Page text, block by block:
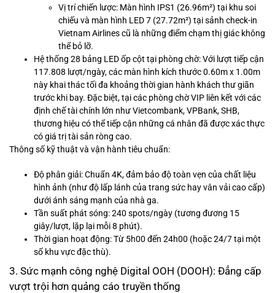
Vị trí chiến lược: Màn hình IPS1 (26.96m²) tại khu soi
chiếu và màn hình LED 7 (27.72m²) tại sảnh check-in
Vietnam Airlines cũ là những điểm chạm thị giác không
thể bỏ lỡ.
Hệ thống 28 bảng LED ốp cột tại phòng chờ: Với lượt tiếp cận
117.808 lượt/ngày, các màn hình kích thước 0.60m x 1.00m
này khai thác tối đa khoảng thời gian hành khách thư giãn
trước khi bay. Đặc biệt, tại các phòng chờ VIP liên kết với các
định chế tài chính lớn như Vietcombank, VPBank, SHB,
thương hiệu có thể tiếp cận những cá nhân đã được xác thực
có giá trị tài sản ròng cao.
Thông số kỹ thuật và vận hành tiêu chuẩn:
Độ phân giải: Chuẩn 4K, đảm bảo độ toàn vẹn của chất liệu
hình ảnh (như độ lấp lánh của trang sức hay vân vải cao cấp)
dưới ánh sáng mạnh của nhà ga.
Tần suất phát sóng: 240 spots/ngày (tương đương 15
giây/lượt, lặp lại mỗi 8 phút).
Thời gian hoạt động: Từ 5h00 đến 24h00 (hoặc 24/7 tại một
số khu vực đặc thù).
3. Sức mạnh công nghệ Digital OOH (DOOH): Đẳng cấp
vượt trội hơn quảng cáo truyền thống